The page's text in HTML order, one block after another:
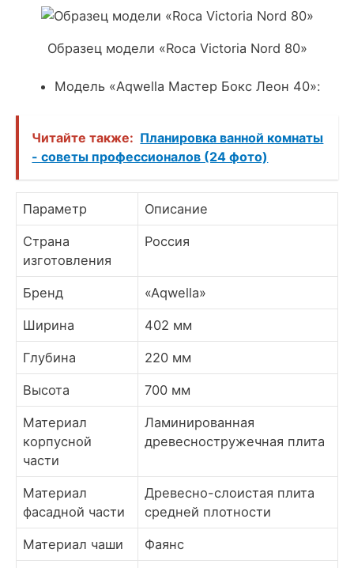
Образец модели «Roca Victoria Nord 80»
Модель «Aqwella Мастер Бокс Леон 40»:
Читайте также: Планировка ванной комнаты
- советы профессионалов (24 фото)
Параметр Описание
Страна
изготовления
Россия
Бренд «Aqwella»
Ширина 402 мм
Глубина 220 мм
Высота 700 мм
Материал
корпусной
части
Ламинированная
древесностружечная плита
Материал
фасадной части
Древесно-слоистая плита
средней плотности
Материал чаши Фаянс